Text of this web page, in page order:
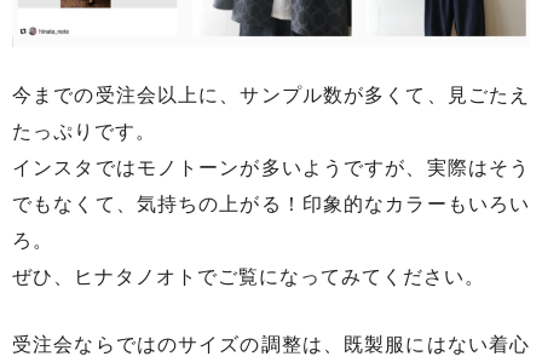
今までの受注会以上に、サンプル数が多くて、見ごたえ
たっぷりです。
インスタではモノトーンが多いようですが、実際はそう
でもなくて、気持ちの上がる！印象的なカラーもいろい
ろ。
ぜひ、ヒナタノオトでご覧になってみてください。
受注会ならではのサイズの調整は、既製服にはない着心